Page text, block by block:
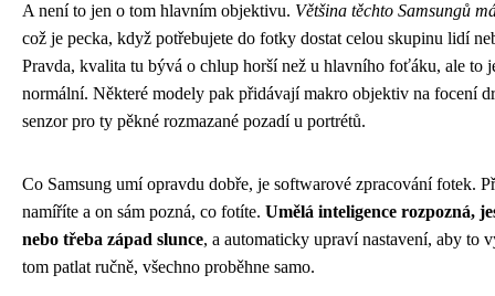
A není to jen o tom hlavním objektivu. Většina těchto Samsungů
což je pecka, když potřebujete do fotky dostat celou skupinu lidí
Pravda, kvalita tu bývá o chlup horší než u hlavního foťáku, ale to
normální. Některé modely pak přidávají makro objektiv na focení
senzor pro ty pěkné rozmazané pozadí u portrétů.
Co Samsung umí opravdu dobře, je softwarové zpracování fotek.
namíříte a on sám pozná, co fotíte. Umělá inteligence rozpozná,
nebo třeba západ slunce, a automaticky upraví nastavení, aby to
tom patlat ručně, všechno proběhne samo.